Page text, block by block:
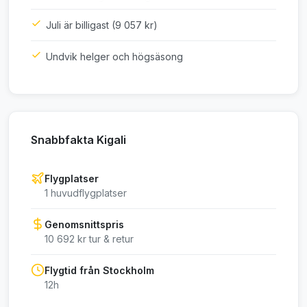
Juli är billigast (9 057 kr)
Undvik helger och högsäsong
Snabbfakta Kigali
Flygplatser
1 huvudflygplatser
Genomsnittspris
10 692 kr tur & retur
Flygtid från Stockholm
12h